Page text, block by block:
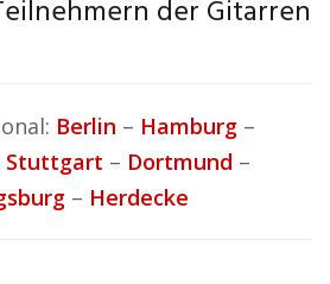
der Gitarren
Berlin – Hamburg –
Stuttgart – Dortmund –
– Herdecke